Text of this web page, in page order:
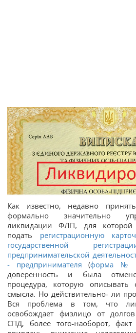
Как известно, недавно
формально значительно
ликвидации ФЛП, для которой
подать регистрационную
государственной
предпринимательской
- предпринимателя (форма №
доверенность и была
процедура, которую описывать
смысла. Но действительно- ли
Вся проблема в том, что
освобождает физлицо от
СПД, более того-наоборот,